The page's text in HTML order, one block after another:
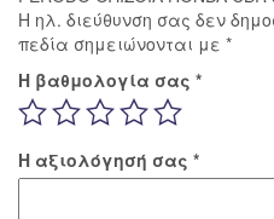
Η ηλ. διεύθυνση σας δεν
πεδία σημειώνονται με *
Η βαθμολογία σας *
Η αξιολόγησή σας *